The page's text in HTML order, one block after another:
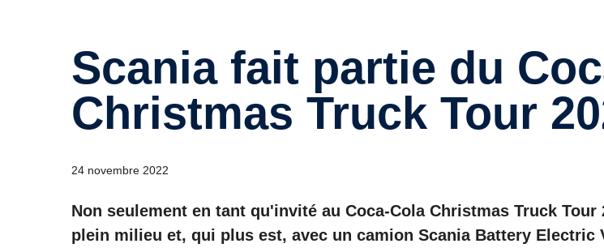
Scania fait partie du Coca-Cola
Christmas Truck Tour
24 novembre 2022
Non seulement en tant qu'invité au Coca-Cola Christmas Truck Tour
plein milieu et, qui plus est, avec un camion Scania Battery Electric